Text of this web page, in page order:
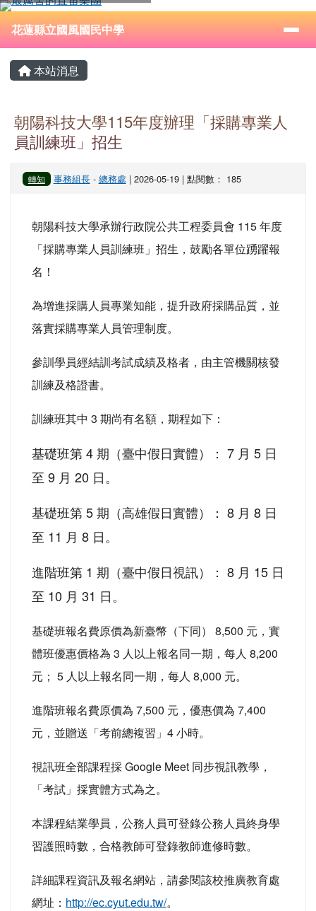
跳至主內容區
花蓮縣立國風國民中學
⏸
導覽列
花蓮縣立國風國民中學
主內容區域
本站消息
朝陽科技大學115年度辦理「採購專業人
員訓練班」招生
轉知 事務組長- 總務處 | 2026-05-19 | 點閱數： 185
朝陽科技大學承辦行政院公共工程委員會 115 年度
「採購專業人員訓練班」招生，鼓勵各單位踴躍報
名！
為增進採購人員專業知能，提升政府採購品質，並
落實採購專業人員管理制度。
參訓學員經結訓考試成績及格者，由主管機關核發
訓練及格證書。
訓練班其中 3 期尚有名額，期程如下：
基礎班第 4 期（臺中假日實體）： 7 月 5 日
至 9 月 20 日。
基礎班第 5 期（高雄假日實體）： 8 月 8 日
至 11 月 8 日。
進階班第 1 期（臺中假日視訊）： 8 月 15 日
至 10 月 31 日。
基礎班報名費原價為新臺幣（下同） 8,500 元，實
體班優惠價格為 3 人以上報名同一期，每人 8,200
元； 5 人以上報名同一期，每人 8,000 元。
進階班報名費原價為 7,500 元，優惠價為 7,400
元，並贈送「考前總複習」4 小時。
視訊班全部課程採 Google Meet 同步視訊教學，
「考試」採實體方式為之。
本課程結業學員，公務人員可登錄公務人員終身學
習護照時數，合格教師可登錄教師進修時數。
詳細課程資訊及報名網站，請參閱該校推廣教育處
網址： http://ec.cyut.edu.tw/。
頁尾區域